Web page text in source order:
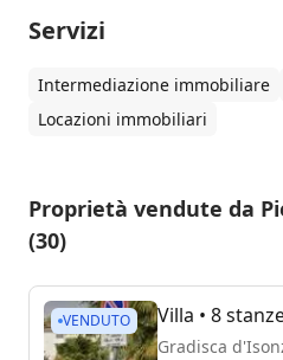
Servizi
Intermediazione immobiliare
Locazioni immobiliari
Proprietà vendute da
(30)
VENDUTO Villa • 8
Gradisca